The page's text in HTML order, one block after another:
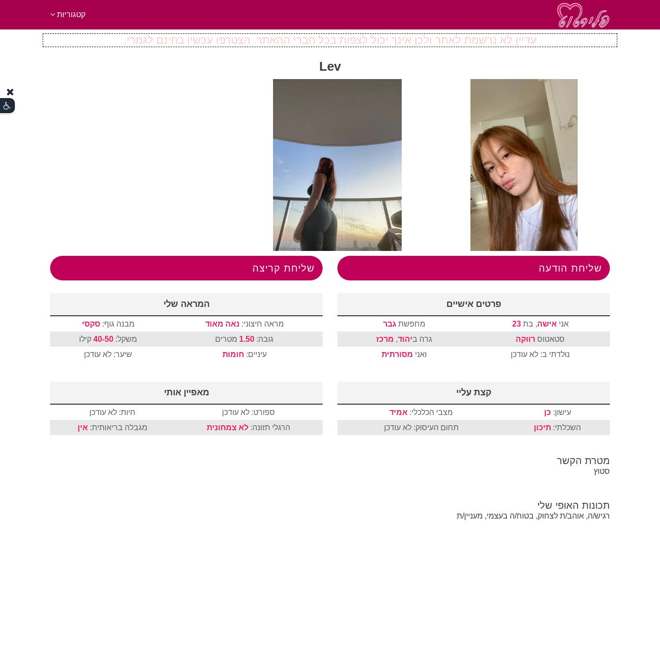
קטגוריות
עדיין לא נרשמת לאתר ולכן אינך יכול לצפות בכל חברי ההאתר. הצטרפו עכשיו בחינם לגמרי.
Lev
שליחת הודעה שליחת קריצה
פרטים אישיים
אני אישה, בת23 מחפשת גבר
סטאטוס רווקה גרה ביהוד, מרכז
נולדתי ב: לא עודכן
ואני מסורתית
המראה שלי
מראה חיצוני: נאה מאוד מבנה גוף:סקסי
גובה: 1.50 מטרים משקל: 40-50 קילו
עיניים: חומות שיער: לא עודכן
קצת עליי
עישון: כן מצבי הכלכלי: אמיד
השכלתי: תיכון תחום העיסוק: לא עודכן
מאפיין אותי
ספורט: לא עודכן
חיות: לא עודכן
הרגלי תזונה: לא צמחונית מגבלה בריאותית: אין
מטרת הקשר
סטוץ
תכונות האופי שלי
רגיש/ה, אוהב/ת לצחוק, בטוח/ה בעצמי, מעניין/ת